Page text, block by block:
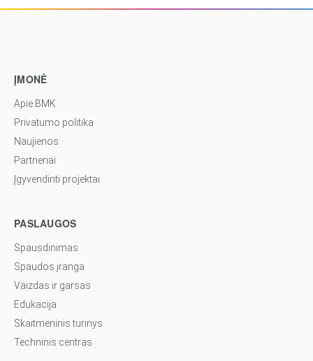
ĮMONĖ
Apie BMK
Privatumo politika
Naujienos
Partneriai
Įgyvendinti projektai
PASLAUGOS
Spausdinimas
Spaudos įranga
Vaizdas ir garsas
Edukacija
Skaitmeninis turinys
Techninis centras